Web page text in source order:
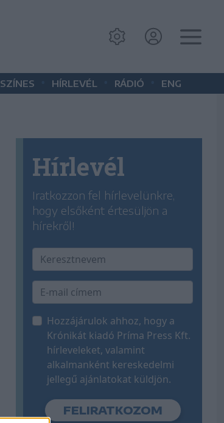
SZÍNES HÍRLEVÉL RÁDIÓ ENG
Hírlevél
Iratkozzon fel hírlevelünkre,
hogy elsőként értesüljön a
hírekről!
Hozzájárulok ahhoz, hogy a
Krónikát kiadó Príma Press Kft.
hírleveleket, valamint
alkalmanként kereskedelmi
jellegű ajánlatokat küldjön.